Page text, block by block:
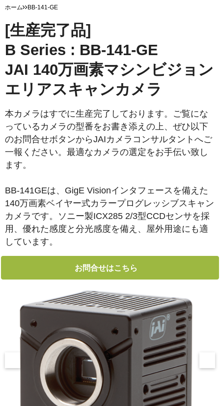
ホーム BB-141-GE
[生産完了品]
B Series : BB-141-GE
JAI 140万画素マシンビジョン
エリアスキャンカメラ
本カメラはすでに生産完了しております。ご覧にな
っているカメラの型番をお書き添えの上、ぜひ以下
のお問合せボタンからJAIカメラコンサルタントへご
一報ください。最適なカメラの選定をお手伝い致し
ます。
BB-141GEは、GigE Visionインタフェースを備えた
140万画素ベイヤー式カラープログレッシブスキャン
カメラです。ソニー製ICX285 2/3型CCDセンサを採
用、優れた感度と分光感度を備え、屋外用途にも適
しています。
お問合せはこちら